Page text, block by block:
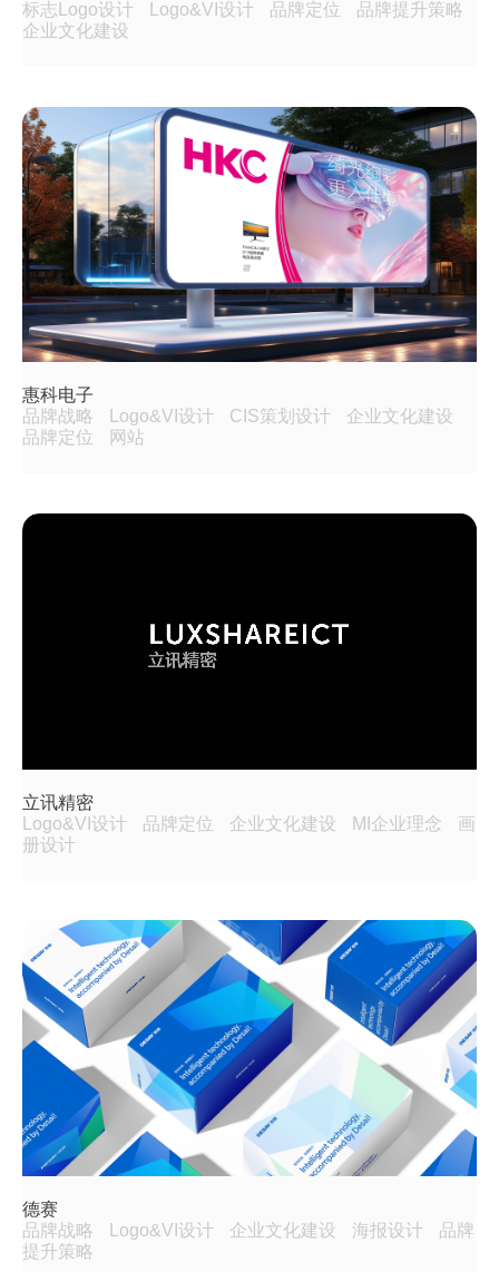
标志Logo设计
Logo&VI设计 品牌定位
品牌提升策略
企业文化建设
惠科电子
品牌战略
Logo&VI设计 CIS策划设计
企业文化建设
品牌定位
网站
立讯精密
Logo&VI设计
品牌定位 企业文化建设 MI企业理念
画
册设计
德赛
品牌战略
Logo&VI设计 企业文化建设 海报设计
品牌
提升策略